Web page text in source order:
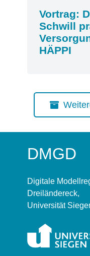
Vortrag:
Schwill
HÄPPI
DMGD
Digitale
Dreiländereck,
Universität